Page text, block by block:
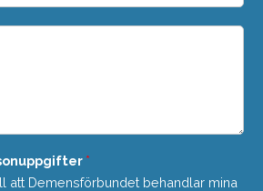
*
att Demensförbundet behandlar mina